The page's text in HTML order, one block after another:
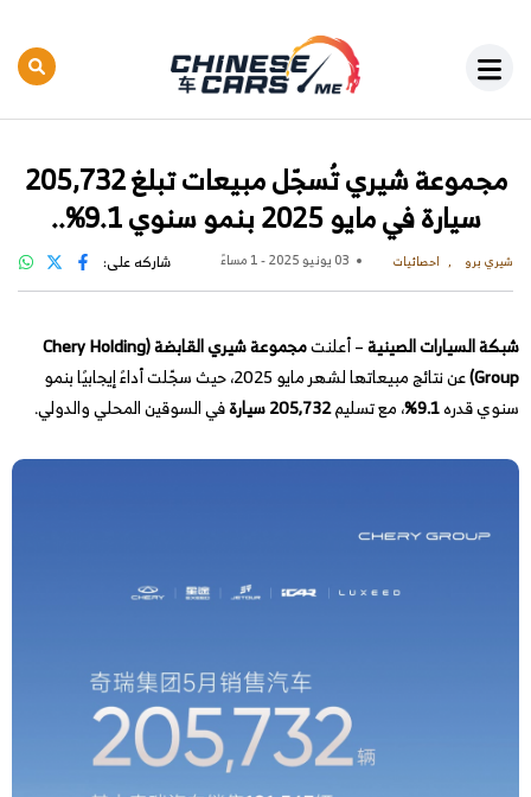
مجموعة شيري تُسجّل مبيعات تبلغ 205,732
سيارة في مايو 2025 بنمو سنوي 9.1%..
شيري برو احصائيات 03 يونيو 2025 - 1 مساءً شاركه على:
شبكة السيارات الصينية– أعلنت
مجموعة شيري القابضة (Chery Holding
Group)
عن نتائج مبيعاتها لشهر مايو 2025، حيث سجّلت أداءً إيجابيًا بنمو
سنوي قدره9.1% ، مع تسليم205,732 سيارة في السوقين المحلي والدولي.